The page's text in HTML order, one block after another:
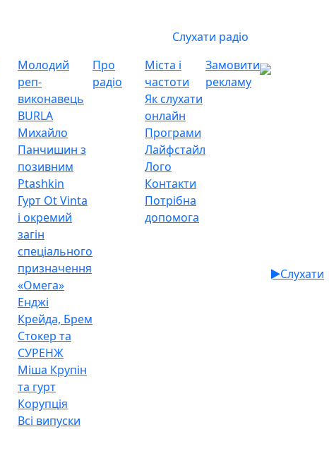
Слухати радіо
Молодий
реп-
виконавець
BURLA
Михайло
Панчишин з
позивним
Ptashkin
Гурт Ot Vinta
і окремий
загін
спеціального
призначення
«Омега»
Енджі
Крейда, Брем
Стокер та
СУРЕНЖ
Міша Крупін
та гурт
Корупція
Всі випуски
Про
радіо
Міста і
частоти
Як слухати
онлайн
Програми
Лайфстайл
Лого
Контакти
Потрібна
допомога
Замовити
рекламу
Слухати